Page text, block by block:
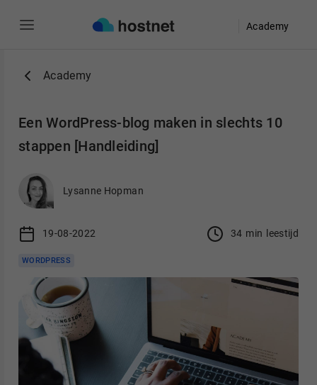
Academy
Academy
Een WordPress-blog maken in slechts 10
stappen [Handleiding]
Lysanne Hopman
19-08-2022 34 min leestijd
WORDPRESS